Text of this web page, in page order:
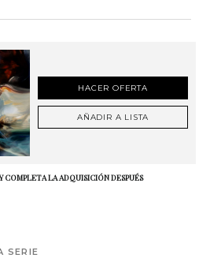
HACER OFERTA
AÑADIR A LISTA
COMPLETA LA ADQUISICIÓN DESPUÉS
SERIE